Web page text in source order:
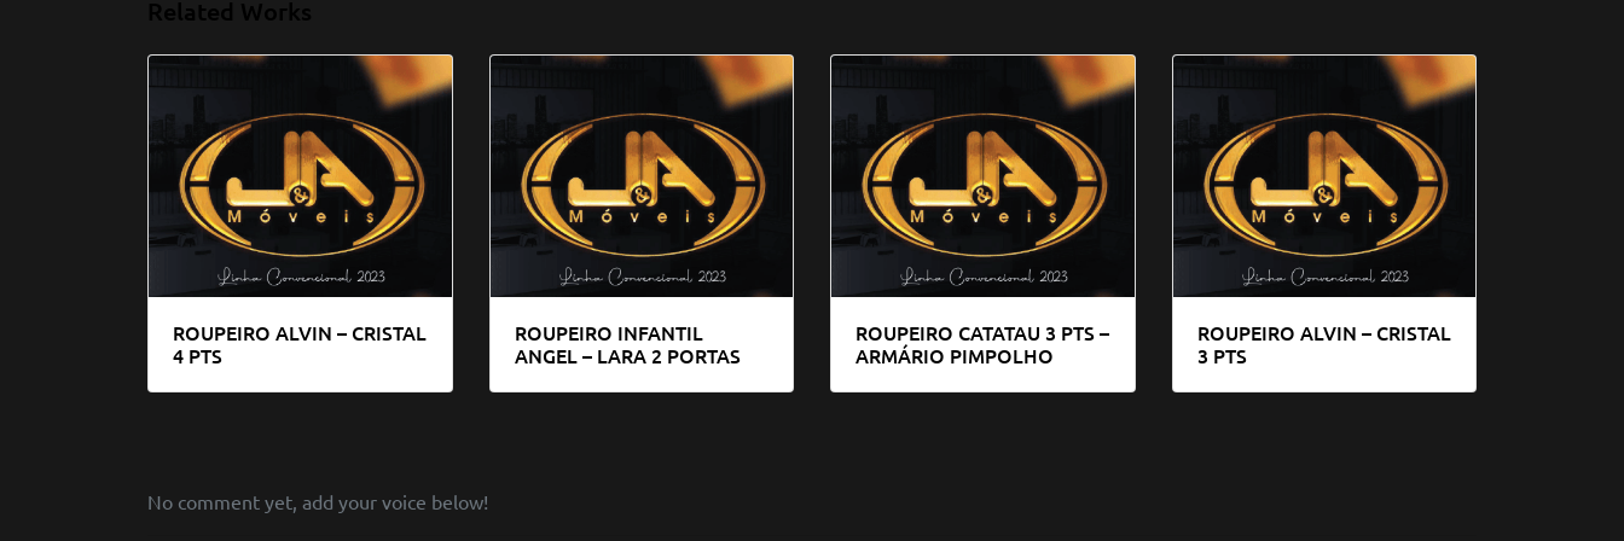
Related Works
ROUPEIRO ALVIN – CRISTAL
4 PTS
ROUPEIRO INFANTIL
ANGEL – LARA 2 PORTAS
ROUPEIRO CATATAU 3 PTS –
ARMÁRIO PIMPOLHO
ROUPEIRO ALVIN – CRISTAL
3 PTS
No comment yet, add your voice below!